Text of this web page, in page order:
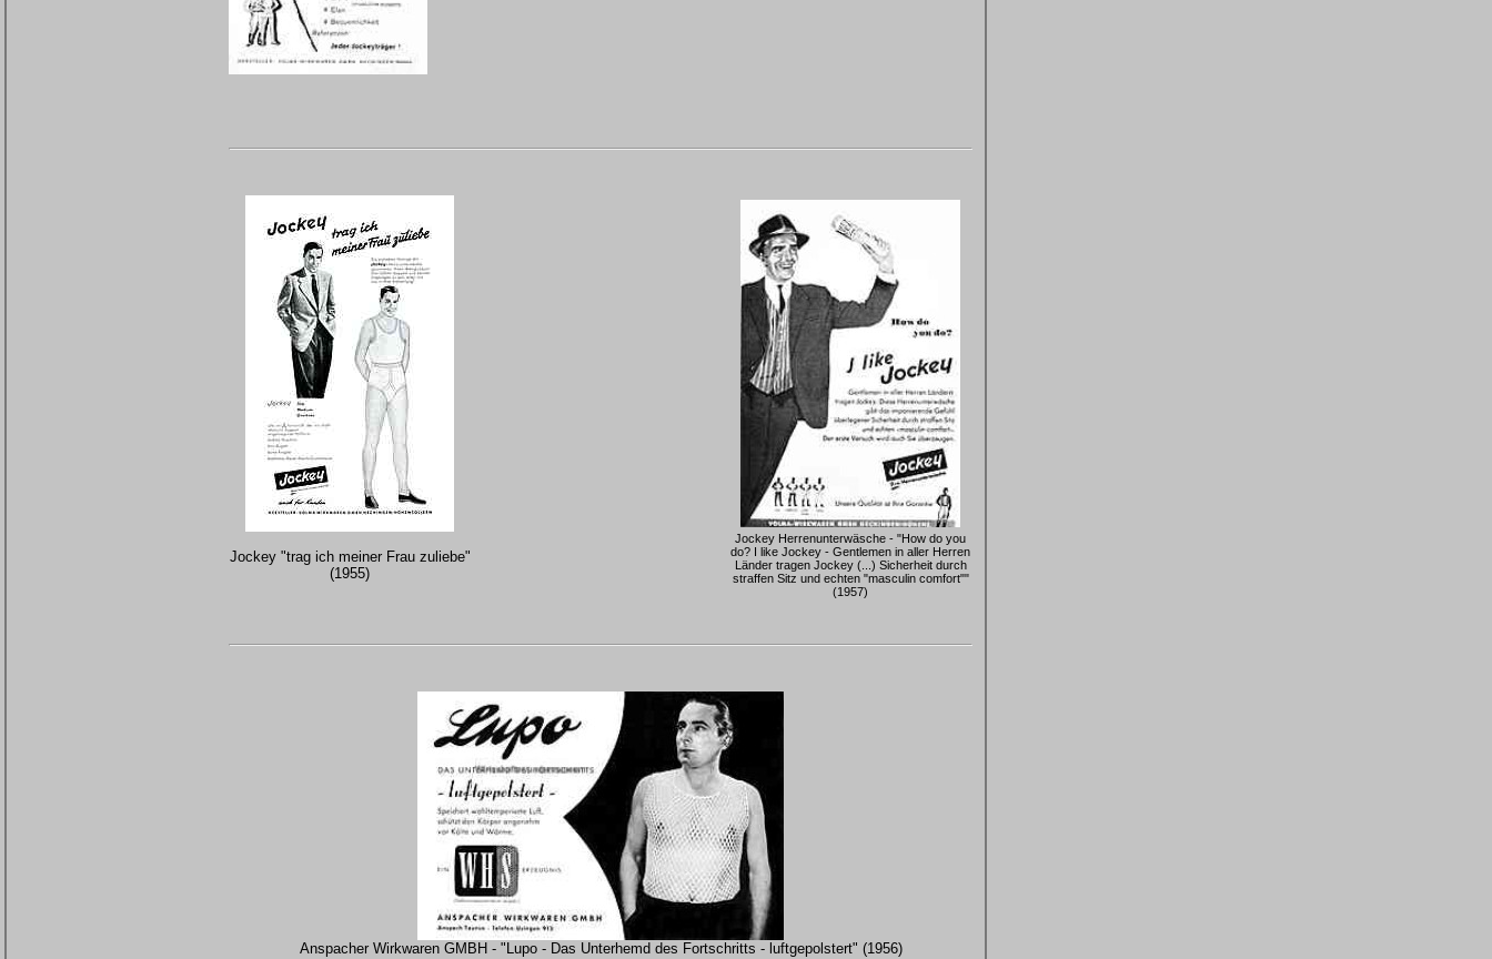
Jockey "trag ich meiner Frau zuliebe"
(1955)
Jockey Herrenunterwäsche - "How do you
do? I like Jockey - Gentlemen in aller Herren
Länder tragen Jockey (...) Sicherheit durch
straffen Sitz und echten "masculin comfort""
(1957)
Anspacher Wirkwaren GMBH - "Lupo - Das Unterhemd des Fortschritts - luftgepolstert" (1956)